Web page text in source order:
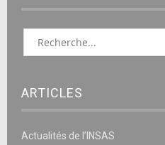
ARTICLES
Actualités de l’INSAS